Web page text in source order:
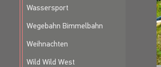
Wassersport
Wegebahn Bimmelbahn
Weihnachten
Wild Wild West